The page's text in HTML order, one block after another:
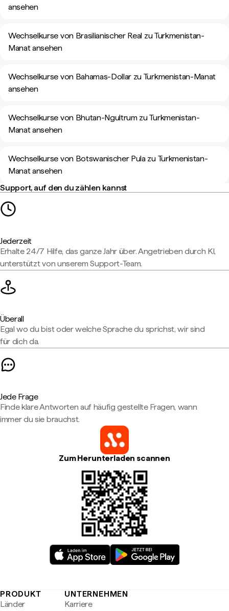
ansehen
Wechselkurse von Brasilianischer Real zu Turkmenistan-
Manat ansehen
Wechselkurse von Bahamas-Dollar zu Turkmenistan-Manat
ansehen
Wechselkurse von Bhutan-Ngultrum zu Turkmenistan-
Manat ansehen
Wechselkurse von Botswanischer Pula zu Turkmenistan-
Manat ansehen
Support, auf den du zählen kannst
Jederzeit
Erhalte 24/7 Hilfe, das ganze Jahr über. Angetrieben durch KI,
unterstützt von unserem Support-Team.
Überall
Egal wo du bist oder welche Sprache du sprichst, wir sind
für dich da.
Jede Frage
Finde klare Antworten auf häufig gestellte Fragen, wann
immer du sie brauchst.
Zum Herunterladen scannen
PRODUKT
Länder
UNTERNEHMEN
Karriere